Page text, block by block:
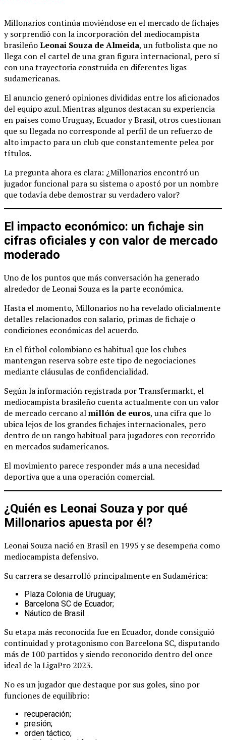
Millonarios continúa moviéndose en el mercado de fichajes
y sorprendió con la incorporación del mediocampista
brasileñoLeonai Souza de Almeida, un futbolista que no
llega con el cartel de una gran figura internacional, pero sí
con una trayectoria construida en diferentes ligas
sudamericanas.
El anuncio generó opiniones divididas entre los aficionados
del equipo azul. Mientras algunos destacan su experiencia
en países como Uruguay, Ecuador y Brasil, otros cuestionan
que su llegada no corresponde al perfil de un refuerzo de
alto impacto para un club que constantemente pelea por
títulos.
La pregunta ahora es clara: ¿Millonarios encontró un
jugador funcional para su sistema o apostó por un nombre
que todavía debe demostrar su verdadero valor?
El impacto económico: un fichaje sin
cifras oficiales y con valor de mercado
moderado
Uno de los puntos que más conversación ha generado
alrededor de Leonai Souza es la parte económica.
Hasta el momento, Millonarios no ha revelado oficialmente
detalles relacionados con salario, primas de fichaje o
condiciones económicas del acuerdo.
En el fútbol colombiano es habitual que los clubes
mantengan reserva sobre este tipo de negociaciones
mediante cláusulas de confidencialidad.
Según la información registrada por Transfermarkt, el
mediocampista brasileño cuenta actualmente con un valor
de mercado cercano almillón de euros, una cifra que lo
ubica lejos de los grandes fichajes internacionales, pero
dentro de un rango habitual para jugadores con recorrido
en mercados sudamericanos.
El movimiento parece responder más a una necesidad
deportiva que a una operación comercial.
¿Quién es Leonai Souza y por qué
Millonarios apuesta por él?
Leonai Souza nació en Brasil en 1995 y se desempeña como
mediocampista defensivo.
Su carrera se desarrolló principalmente en Sudamérica:
Plaza Colonia de Uruguay;
Barcelona SC de Ecuador;
Náutico de Brasil.
Su etapa más reconocida fue en Ecuador, donde consiguió
continuidad y protagonismo con Barcelona SC, disputando
más de 100 partidos y siendo reconocido dentro del once
ideal de la LigaPro 2023.
No es un jugador que destaque por sus goles, sino por
funciones de equilibrio:
recuperación;
presión;
orden táctico;